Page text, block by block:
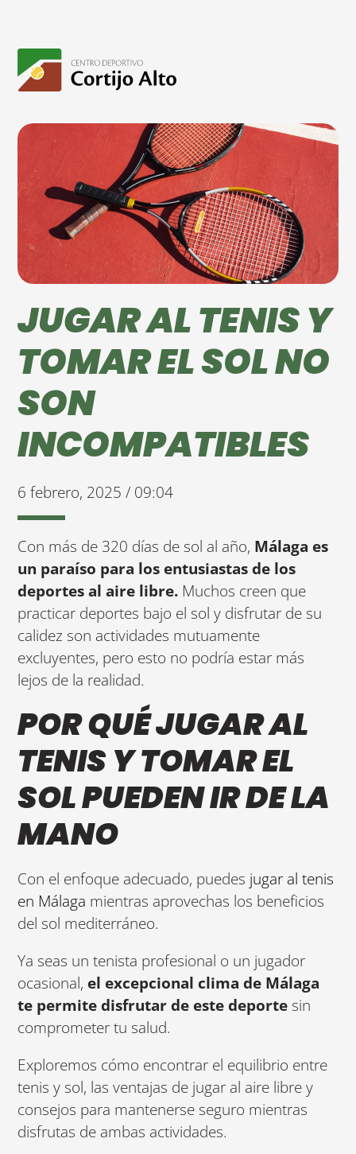
JUGAR AL TENIS Y
TOMAR EL SOL NO
SON
INCOMPATIBLES
6 febrero, 2025 / 09:04
Con más de 320 días de sol al año, Málaga es
un paraíso para los entusiastas de los
deportes al aire libre. Muchos creen que
practicar deportes bajo el sol y disfrutar de su
calidez son actividades mutuamente
excluyentes, pero esto no podría estar más
lejos de la realidad.
POR QUÉ JUGAR AL
TENIS Y TOMAR EL
SOL PUEDEN IR DE LA
MANO
Con el enfoque adecuado, puedes jugar al tenis
en Málaga mientras aprovechas los beneficios
del sol mediterráneo.
Ya seas un tenista profesional o un jugador
ocasional, el excepcional clima de Málaga
te permite disfrutar de este deporte sin
comprometer tu salud.
Exploremos cómo encontrar el equilibrio entre
tenis y sol, las ventajas de jugar al aire libre y
consejos para mantenerse seguro mientras
disfrutas de ambas actividades.